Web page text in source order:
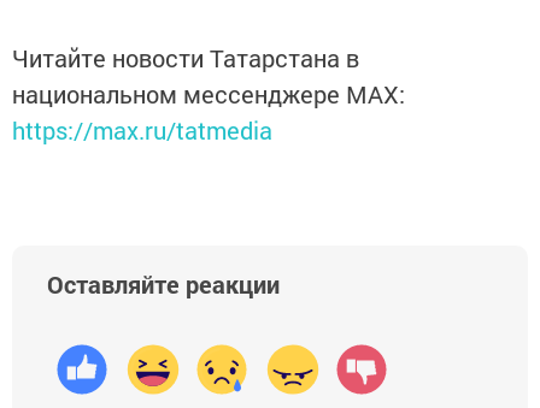
Читайте новости Татарстана в
национальном мессенджере MАХ:
https://max.ru/tatmedia
Оставляйте реакции